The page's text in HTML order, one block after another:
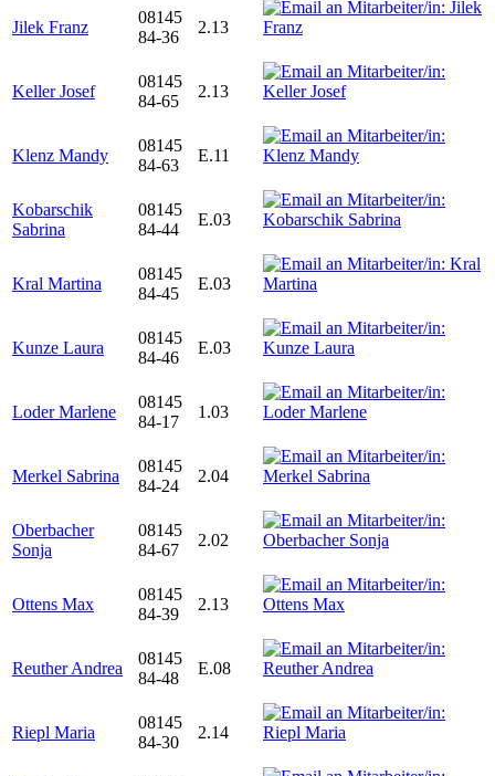
Jilek Franz
08145
84-36
2.13
Keller Josef
08145
84-65
2.13
Klenz Mandy
08145
84-63
E.11
Kobarschik
Sabrina
08145
84-44
E.03
Kral Martina
08145
84-45
E.03
Kunze Laura
08145
84-46
E.03
Loder Marlene
08145
84-17
1.03
Merkel Sabrina
08145
84-24
2.04
Oberbacher
Sonja
08145
84-67
2.02
Ottens Max
08145
84-39
2.13
Reuther Andrea
08145
84-48
E.08
Riepl Maria
08145
84-30
2.14